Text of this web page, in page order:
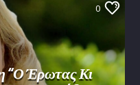
0
“Ο Έρωτας Κι